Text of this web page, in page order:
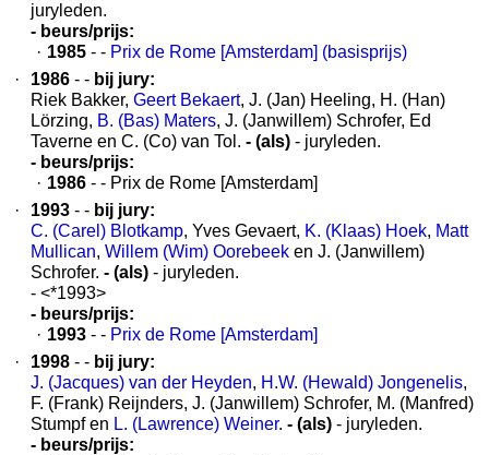
juryleden.
- beurs/prijs:
· 1985 - - Prix de Rome [Amsterdam] (basisprijs)
·
1986 - - bij jury:
Riek Bakker, Geert Bekaert, J. (Jan) Heeling, H. (Han)
Lörzing, B. (Bas) Maters, J. (Janwillem) Schrofer, Ed
Taverne en C. (Co) van Tol. - (als) - juryleden.
- beurs/prijs:
· 1986 - - Prix de Rome [Amsterdam]
·
1993 - - bij jury:
C. (Carel) Blotkamp, Yves Gevaert, K. (Klaas) Hoek, Matt
Mullican, Willem (Wim) Oorebeek en J. (Janwillem)
Schrofer. - (als) - juryleden.
- <*1993>
- beurs/prijs:
· 1993 - - Prix de Rome [Amsterdam]
·
1998 - - bij jury:
J. (Jacques) van der Heyden, H.W. (Hewald) Jongenelis,
F. (Frank) Reijnders, J. (Janwillem) Schrofer, M. (Manfred)
Stumpf en L. (Lawrence) Weiner. - (als) - juryleden.
- beurs/prijs: